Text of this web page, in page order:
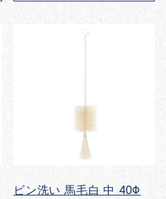
ビン洗い 馬毛白 中 40Φ